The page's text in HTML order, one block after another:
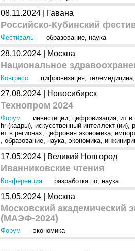
08.11.2024 | Гавана
Российско-Кубинский
Фестиваль образование, наука
28.10.2024 | Москва
Национальное
Конгресс цифровизация, телемедицина
27.08.2024 | Новосибирск
Технопром 2024
Форум инвестиции, цифровизация, ит в
hr (кадры), искусственный интеллект (ии),
ит в регионах, цифровая экономика,
, образование, наука, экономика,
17.05.2024 | Великий Новгород
Иванниковские чтения
Конференция разработка по, наука
15.05.2024 | Москва
Московский академический
(МАЭФ-2024)
Форум экономика